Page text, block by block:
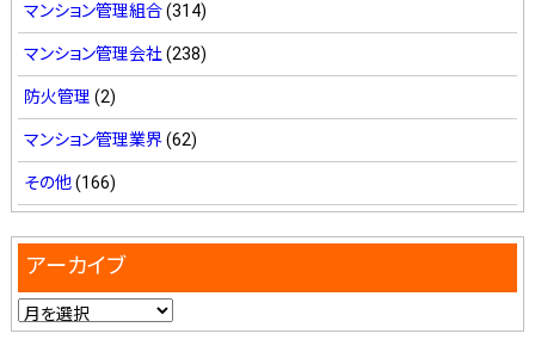
マンション管理組合(314)
マンション管理会社 (238)
防火管理 (2)
マンション管理業界(62)
その他(166)
アーカイブ